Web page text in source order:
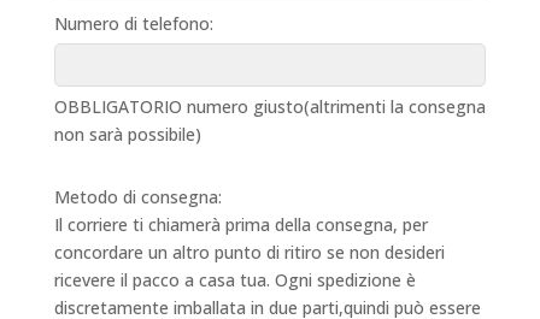
Numero di telefono:
OBBLIGATORIO numero giusto(altrimenti la consegna
non sarà possibile)
Metodo di consegna:
Il corriere ti chiamerà prima della consegna, per
concordare un altro punto di ritiro se non desideri
ricevere il pacco a casa tua. Ogni spedizione è
discretamente imballata in due parti,quindi può essere